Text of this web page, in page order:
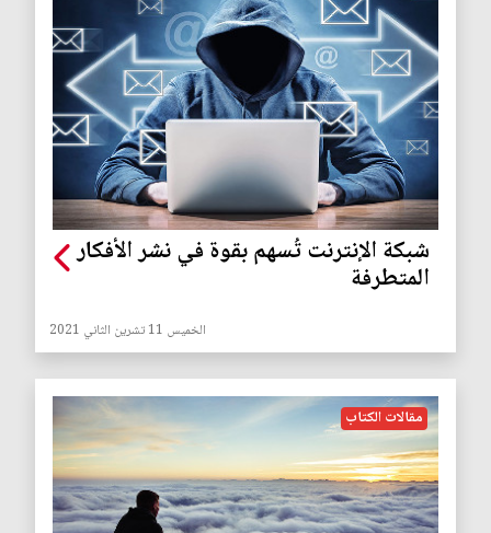
شبكة الإنترنت تُسهم بقوة في نشر الأفكار
المتطرفة
الخميس 11 تشرين الثاني 2021
مقالات الكتاب